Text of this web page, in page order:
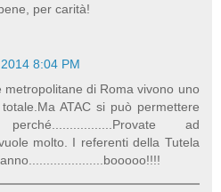
per carità!
8:04 PM
di Roma vivono uno
ATAC si può permettere
perché.................Provate ad
molto. I referenti della Tutela